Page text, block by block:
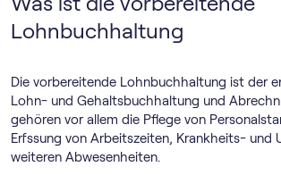
Lohnbuchhaltung
Die vorbereitende Lohnbuchhaltung ist der
Lohn- und Gehaltsbuchhaltung und
gehören vor allem die Pflege von
Erfssung von Arbeitszeiten, Krankheits- und
weiteren Abwesenheiten.